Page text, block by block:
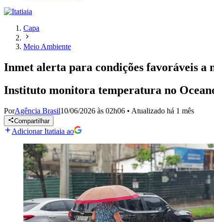
Capa
Meio Ambiente
Inmet alerta para condições favoráveis a
Instituto monitora temperatura no
PorAgência Brasil10/06/2026 às 02h06 • Atualizado há 1 mês
Compartilhar
Adicionar Itatiaia ao